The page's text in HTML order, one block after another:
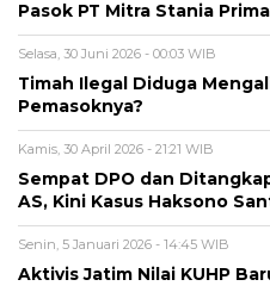
Pasok PT Mitra Stania Prima
Selasa, 30 Juni 2026 - 00:03 WIB
Timah Ilegal Diduga
Pemasoknya?
Kamis, 30 April 2026 - 21:21 WIB
Sempat DPO dan
AS, Kini Kasus Haksono
Senin, 5 Januari 2026 - 14:45 WIB
Aktivis Jatim Nilai KUHP